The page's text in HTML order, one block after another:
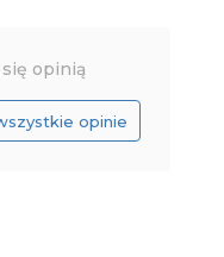
opinią
opinie